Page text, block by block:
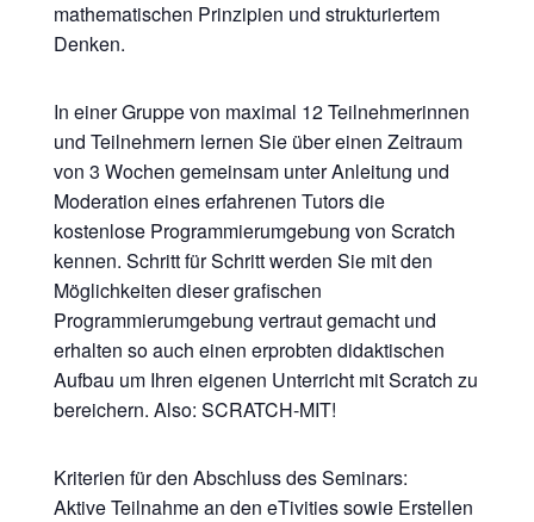
mathematischen Prinzipien und strukturiertem
Denken.
In einer Gruppe von maximal 12 Teilnehmerinnen
und Teilnehmern lernen Sie über einen Zeitraum
von 3 Wochen gemeinsam unter Anleitung und
Moderation eines erfahrenen Tutors die
kostenlose Programmierumgebung von Scratch
kennen. Schritt für Schritt werden Sie mit den
Möglichkeiten dieser grafischen
Programmierumgebung vertraut gemacht und
erhalten so auch einen erprobten didaktischen
Aufbau um Ihren eigenen Unterricht mit Scratch zu
bereichern. Also: SCRATCH-MIT!
Kriterien für den Abschluss des Seminars:
Aktive Teilnahme an den eTivities sowie Erstellen